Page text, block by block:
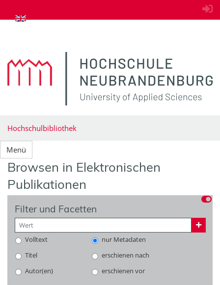
zum Inhalt springen
Hochschulbibliothek
Menü
Browsen in Elektronischen
Publikationen
Filter und Facetten
Volltext
nur Metadaten
Titel
erschienen nach
Autor(en)
erschienen vor